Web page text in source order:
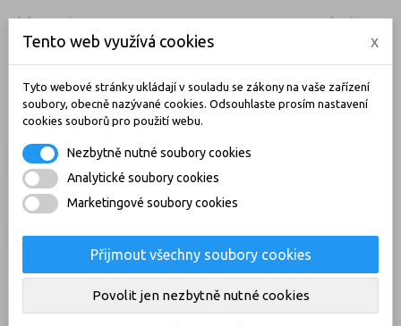
ČEŠTINA PŘIHLÁSIT SE
CZK
KONTAKT
KOŠÍK
KATEGORIE
Tento web využívá cookies x
Tyto webové stránky ukládají v souladu se zákony na vaše zařízení
soubory, obecně nazývané cookies. Odsouhlaste prosím nastavení
cookies souborů pro použití webu.
Nezbytně nutné soubory cookies
Analytické soubory cookies
Marketingové soubory cookies
Přijmout všechny soubory cookies
Povolit jen nezbytně nutné cookies